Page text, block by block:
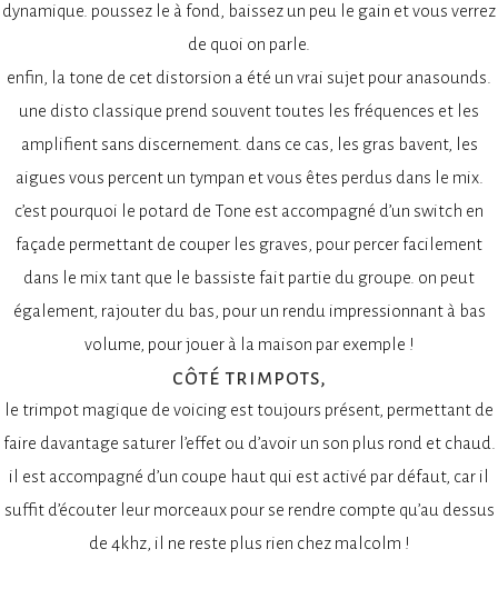
dynamique. poussez le à fond, baissez un peu le gain et vous verrez
de quoi on parle.
enfin, la tone de cet distorsion a été un vrai sujet pour anasounds.
une disto classique prend souvent toutes les fréquences et les
amplifient sans discernement. dans ce cas, les gras bavent, les
aigues vous percent un tympan et vous êtes perdus dans le mix.
c’est pourquoi le potard de Tone est accompagné d’un switch en
façade permettant de couper les graves, pour percer facilement
dans le mix tant que le bassiste fait partie du groupe. on peut
également, rajouter du bas, pour un rendu impressionnant à bas
volume, pour jouer à la maison par exemple !
côté trimpots,
le trimpot magique de voicing est toujours présent, permettant de
faire davantage saturer l’effet ou d’avoir un son plus rond et chaud.
il est accompagné d’un coupe haut qui est activé par défaut, car il
suffit d’écouter leur morceaux pour se rendre compte qu’au dessus
de 4khz, il ne reste plus rien chez malcolm !